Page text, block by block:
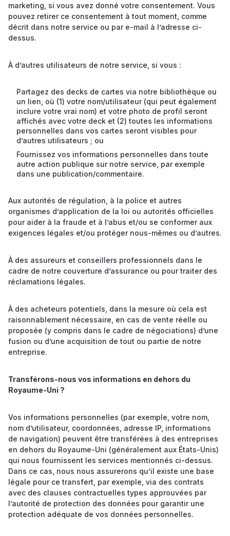
marketing, si vous avez donné votre consentement. Vous
pouvez retirer ce consentement à tout moment, comme
décrit dans notre service ou par e-mail à l’adresse ci-
dessus.
À d’autres utilisateurs de notre service, si vous :
Partagez des decks de cartes via notre bibliothèque ou
un lien, où (1) votre nom/utilisateur (qui peut également
inclure votre vrai nom) et votre photo de profil seront
affichés avec votre deck et (2) toutes les informations
personnelles dans vos cartes seront visibles pour
d’autres utilisateurs ; ou
Fournissez vos informations personnelles dans toute
autre action publique sur notre service, par exemple
dans une publication/commentaire.
Aux autorités de régulation, à la police et autres
organismes d’application de la loi ou autorités officielles
pour aider à la fraude et à l’abus et/ou se conformer aux
exigences légales et/ou protéger nous-mêmes ou d’autres.
À des assureurs et conseillers professionnels dans le
cadre de notre couverture d’assurance ou pour traiter des
réclamations légales.
À des acheteurs potentiels, dans la mesure où cela est
raisonnablement nécessaire, en cas de vente réelle ou
proposée (y compris dans le cadre de négociations) d’une
fusion ou d’une acquisition de tout ou partie de notre
entreprise.
Transférons-nous vos informations en dehors du
Royaume-Uni ?
Vos informations personnelles (par exemple, votre nom,
nom d’utilisateur, coordonnées, adresse IP, informations
de navigation) peuvent être transférées à des entreprises
en dehors du Royaume-Uni (généralement aux États-Unis)
qui nous fournissent les services mentionnés ci-dessus.
Dans ce cas, nous nous assurerons qu’il existe une base
légale pour ce transfert, par exemple, via des contrats
avec des clauses contractuelles types approuvées par
l’autorité de protection des données pour garantir une
protection adéquate de vos données personnelles.